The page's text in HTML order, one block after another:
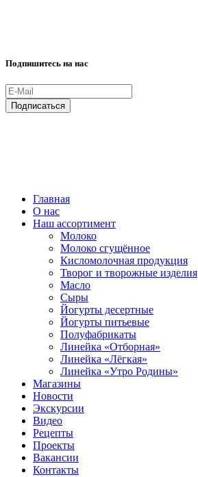
Подпишитесь на нас
Главная
О нас
Наш ассортимент
Молоко
Молоко сгущённое
Кисломолочная продукция
Творог и творожные изделия
Масло
Сыры
Йогурты десертные
Йогурты питьевые
Полуфабрикаты
Линейка «Отборная»
Линейка «Лёгкая»
Линейка «Утро Родины»
Магазины
Новости
Экскурсии
Видео
Рецепты
Проекты
Вакансии
Контакты